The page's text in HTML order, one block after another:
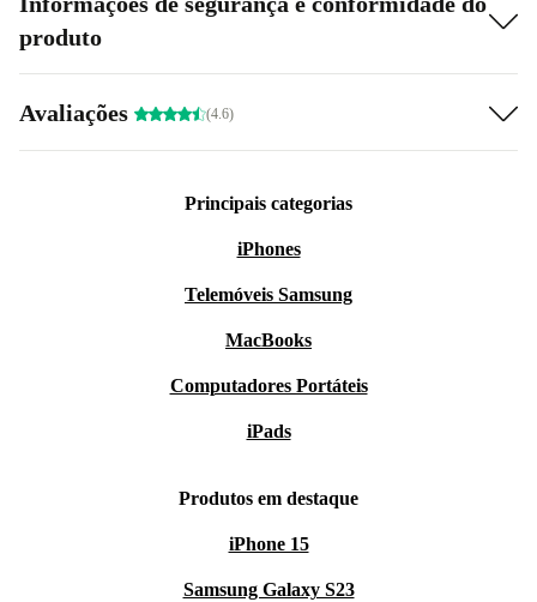
produto
Avaliações (4.6)
Principais categorias
iPhones
Telemóveis Samsung
MacBooks
Computadores Portáteis
iPads
Produtos em destaque
iPhone 15
Samsung Galaxy S23